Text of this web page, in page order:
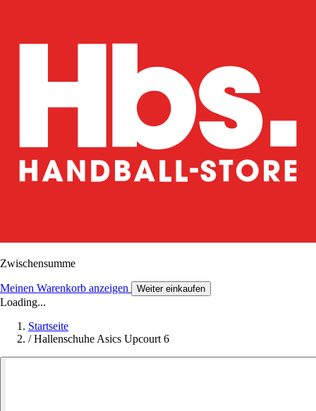
Zwischensumme
Meinen Warenkorb anzeigen Weiter einkaufen
Loading...
Startseite
/ Hallenschuhe Asics Upcourt 6